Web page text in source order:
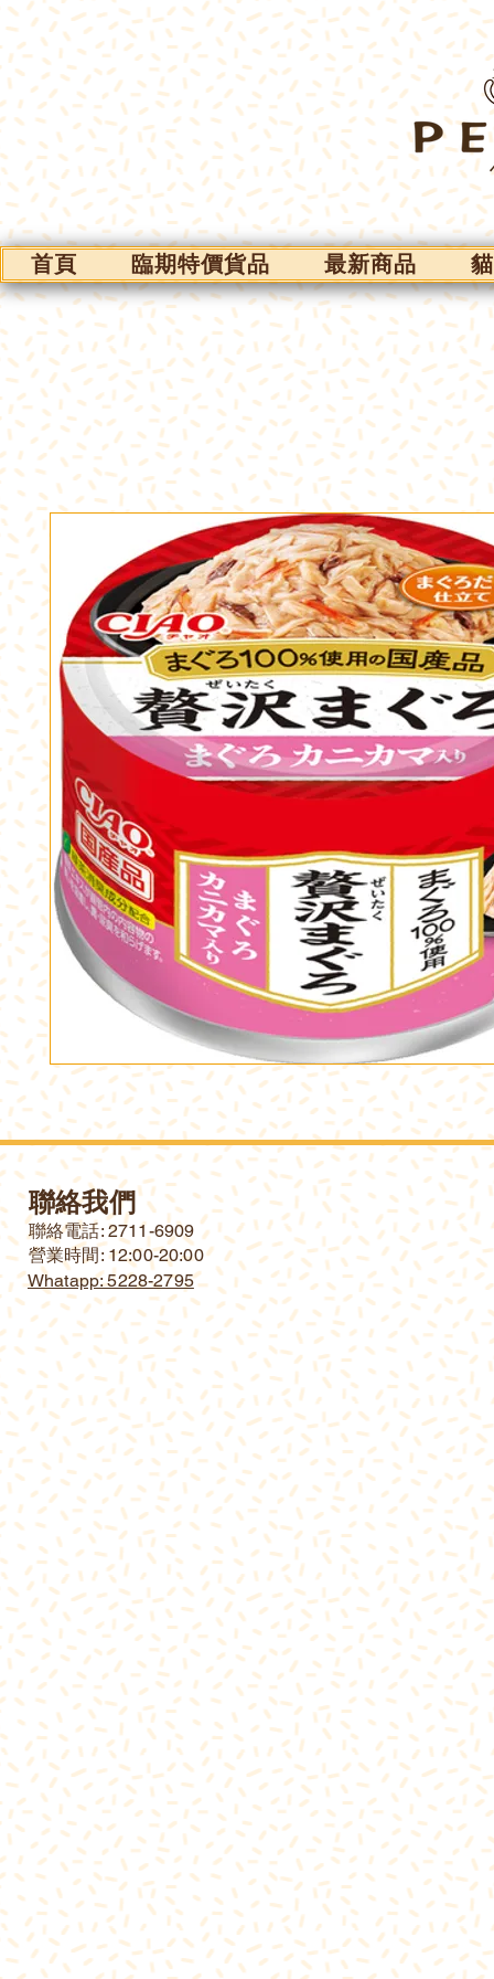
首頁 臨期特價貨品 最新商品
聯絡我們
​聯絡電話: 2711-6909
營業時間: 12:00-20:00
Whatapp: 5228-2795